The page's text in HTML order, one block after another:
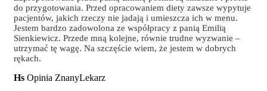
do przygotowania. Przed opracowaniem diety zawsze wypytuje
pacjentów, jakich rzeczy nie jadają i umieszcza ich w menu.
Jestem bardzo zadowolona ze współpracy z panią Emilią
Sienkiewicz. Przede mną kolejne, równie trudne wyzwanie –
utrzymać tę wagę. Na szczęście wiem, że jestem w dobrych
rękach.
Hs Opinia ZnanyLekarz